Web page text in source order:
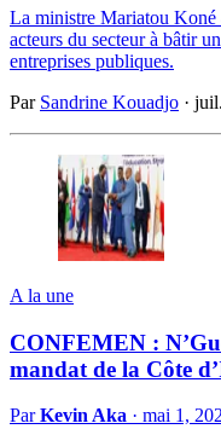
La ministre Mariatou
acteurs du secteur à bâtir
entreprises publiques.
Par Sandrine Kouadjo ·
A la une
CONFEMEN :
mandat de la Côte
ParKevin Aka · mai 1,